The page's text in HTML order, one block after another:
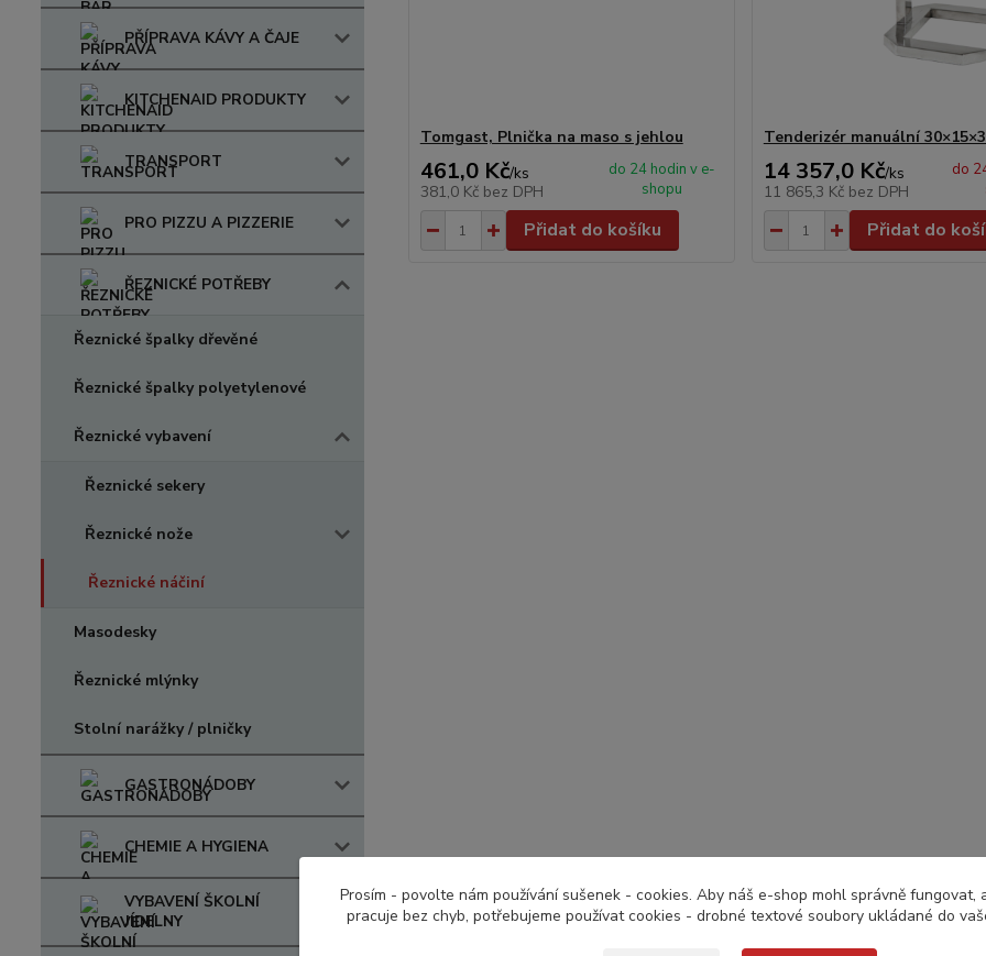
PŘÍPRAVA KÁVY A ČAJE
KITCHENAID PRODUKTY
TRANSPORT
PRO PIZZU A PIZZERIE
ŘEZNICKÉ POTŘEBY
Řeznické špalky dřevěné
Řeznické špalky polyetylenové
Řeznické vybavení
Řeznické sekery
Řeznické nože
Řeznické náčiní
Masodesky
Řeznické mlýnky
Stolní narážky / plničky
GASTRONÁDOBY
CHEMIE A HYGIENA
VYBAVENÍ ŠKOLNÍ
JÍDELNY
Tomgast, Plnička na maso s jehlou
461,0 Kč/ks
381,0 Kč bez DPH
do 24 hodin v e-
shopu
Přidat do košíku
Tenderizér manuální
14 357,0 Kč/ks
11 865,3 Kč bez DPH
do
Přidat do
Prosím - povolte nám používání sušenek - cookies. Aby náš e-shop mohl správně fungovat,
pracuje bez chyb, potřebujeme používat cookies - drobné textové soubory ukládané do